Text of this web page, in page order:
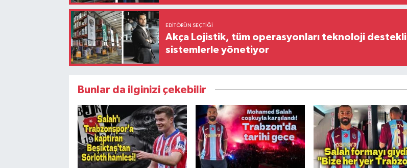
EDITÖRÜN SEÇTIĞI
Akça Lojistik, tüm operasyonları teknoloji destekli
sistemlerle yönetiyor
Bunlar da ilginizi çekebilir